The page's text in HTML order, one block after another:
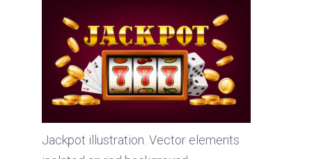
Jackpot illustration. Vector elements